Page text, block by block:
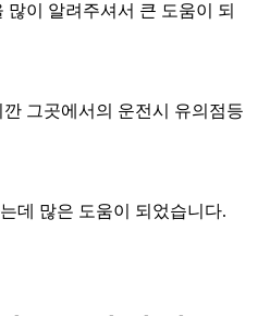
이 알려주셔서 큰 도움이 되
그곳에서의 운전시 유의점등
데 많은 도움이 되었습니다.​